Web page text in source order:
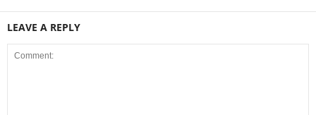
LEAVE A REPLY